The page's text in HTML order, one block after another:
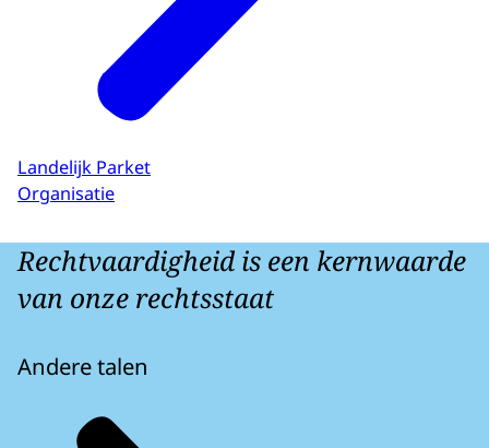
Landelijk Parket
Organisatie
Rechtvaardigheid is een kernwaarde
van onze rechtsstaat
Andere talen